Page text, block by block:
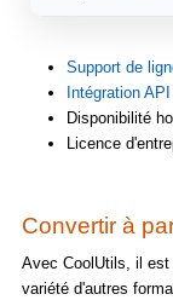
Support de
Intégration API
Disponibilité
Licence
Convertir à
Avec CoolUtils, il
variété d'autres